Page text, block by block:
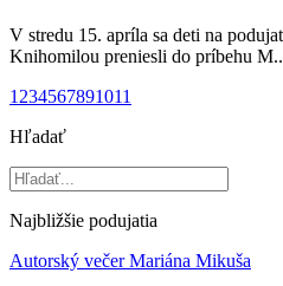
V stredu 15. apríla sa deti na
Knihomilou preniesli do príbehu
1 234567891011
Hľadať
Najbližšie podujatia
Autorský večer Mariána Mikuša